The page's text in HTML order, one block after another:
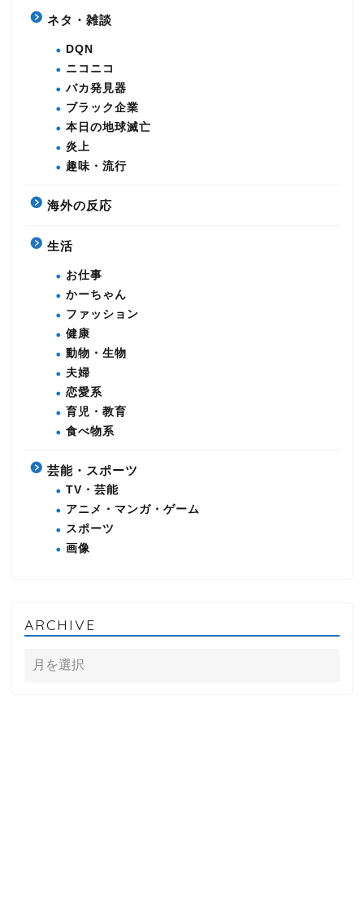
ネタ・雑談
DQN
ニコニコ
バカ発見器
ブラック企業
本日の地球滅亡
炎上
趣味・流行
海外の反応
生活
お仕事
かーちゃん
ファッション
健康
動物・生物
夫婦
恋愛系
育児・教育
食べ物系
芸能・スポーツ
TV・芸能
アニメ・マンガ・ゲーム
スポーツ
画像
ARCHIVE